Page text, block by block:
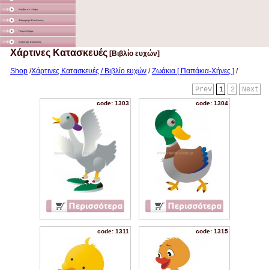
Καμβάς σε τελάρο
Διάφορα με Εκτύπωση
Γλειφιτζούρια
Στολισμός Εκκλησίας
Χάρτινες Κατασκευές [Βιβλίο ευχών]
Shop /Χάρτινες Κατασκευές / Βιβλίο ευχών /Ζωάκια [ Παπάκια-Χήνες ] /
Next
2
1
Prev
code: 1303 code: 1304
code: 1311 code: 1315